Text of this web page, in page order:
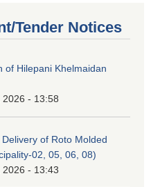
Tender Notices
of Hilepani Khelmaidan
2026 - 13:58
of Roto Molded
02, 05, 06, 08)
2026 - 13:43